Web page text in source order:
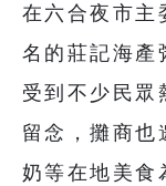
在六合夜市主
名的莊記海產
受到不少民眾
留念，攤商也
奶等在地美食